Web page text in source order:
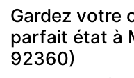
Gardez votre
parfait état à
92360)